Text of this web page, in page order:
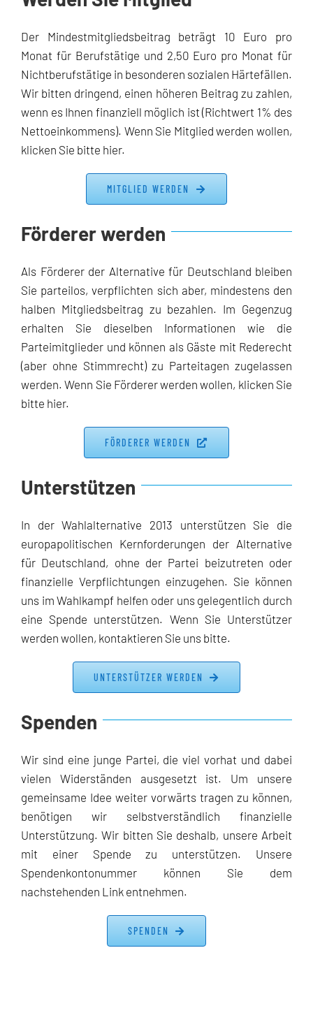
Der Mindestmitgliedsbeitrag beträgt 10 Euro pro
Monat für Berufstätige und 2,50 Euro pro Monat für
Nichtberufstätige in besonderen sozialen Härtefällen.
Wir bitten dringend, einen höheren Beitrag zu zahlen,
wenn es Ihnen finanziell möglich ist (Richtwert 1% des
Nettoeinkommens). Wenn Sie Mitglied werden wollen,
klicken Sie bitte hier.
MITGLIED WERDEN
Förderer werden
Als Förderer der Alternative für Deutschland bleiben
Sie parteilos, verpflichten sich aber, mindestens den
halben Mitgliedsbeitrag zu bezahlen. Im Gegenzug
erhalten Sie dieselben Informationen wie die
Parteimitglieder und können als Gäste mit Rederecht
(aber ohne Stimmrecht) zu Parteitagen zugelassen
werden. Wenn Sie Förderer werden wollen, klicken Sie
bitte hier.
FÖRDERER WERDEN
Unterstützen
In der Wahlalternative 2013 unterstützen Sie die
europapolitischen Kernforderungen der Alternative
für Deutschland, ohne der Partei beizutreten oder
finanzielle Verpflichtungen einzugehen. Sie können
uns im Wahlkampf helfen oder uns gelegentlich durch
eine Spende unterstützen. Wenn Sie Unterstützer
werden wollen, kontaktieren Sie uns bitte.
UNTERSTÜTZER WERDEN
Spenden
Wir sind eine junge Partei, die viel vorhat und dabei
vielen Widerständen ausgesetzt ist. Um unsere
gemeinsame Idee weiter vorwärts tragen zu können,
benötigen wir selbstverständlich finanzielle
Unterstützung. Wir bitten Sie deshalb, unsere Arbeit
mit einer Spende zu unterstützen. Unsere
Spendenkontonummer können Sie dem
nachstehenden Link entnehmen.
SPENDEN